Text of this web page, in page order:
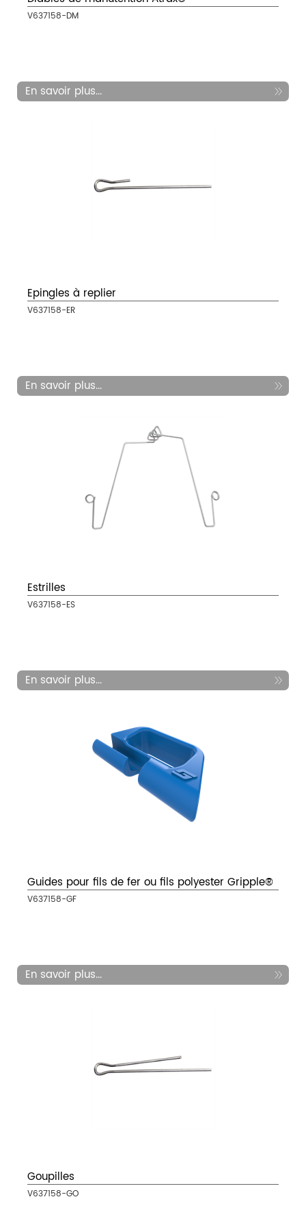
V637158-DM
En savoir plus...
Epingles à replier
V637158-ER
En savoir plus...
Estrilles
V637158-ES
En savoir plus...
Guides pour fils de fer ou fils polyester Gripple®
V637158-GF
En savoir plus...
Goupilles
V637158-GO